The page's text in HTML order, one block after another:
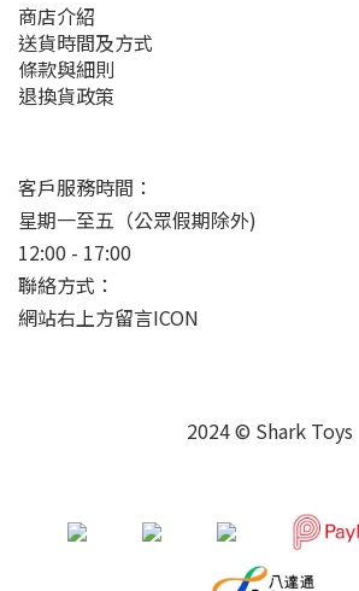
商店介紹
送貨時間及方式
條款與細則
退換貨政策
客戶服務時間：
星期一至五（公眾假期除外)
12:00 - 17:00
聯絡方式：
網站右上方留言ICON
2024 © Shark Toys